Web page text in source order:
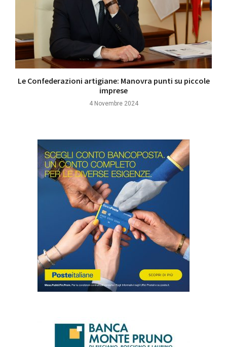
Le Confederazioni artigiane: Manovra punti su piccole
imprese
4 Novembre 2024